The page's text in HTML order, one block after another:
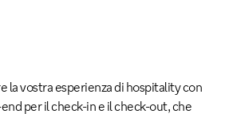
la vostra esperienza di hospitality con
per il check-in e il check-out, che